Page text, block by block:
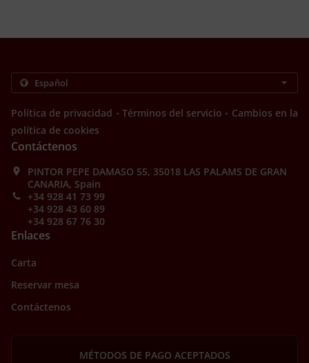
Política de privacidad . Términos del servicio . Cambios en la
política de cookies
Contáctenos
PINTOR PEPE DAMASO 55, 35018 LAS PALAMS DE GRAN
CANARIA, Spain
+34 928 41 73 99
+34 928 43 60 89
+34 928 67 76 30
Enlaces
Carta
Reservar mesa
Contáctenos
MÉTODOS DE PAGO ACEPTADOS